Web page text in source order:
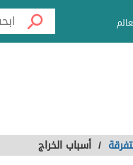
/ أسباب الخراج